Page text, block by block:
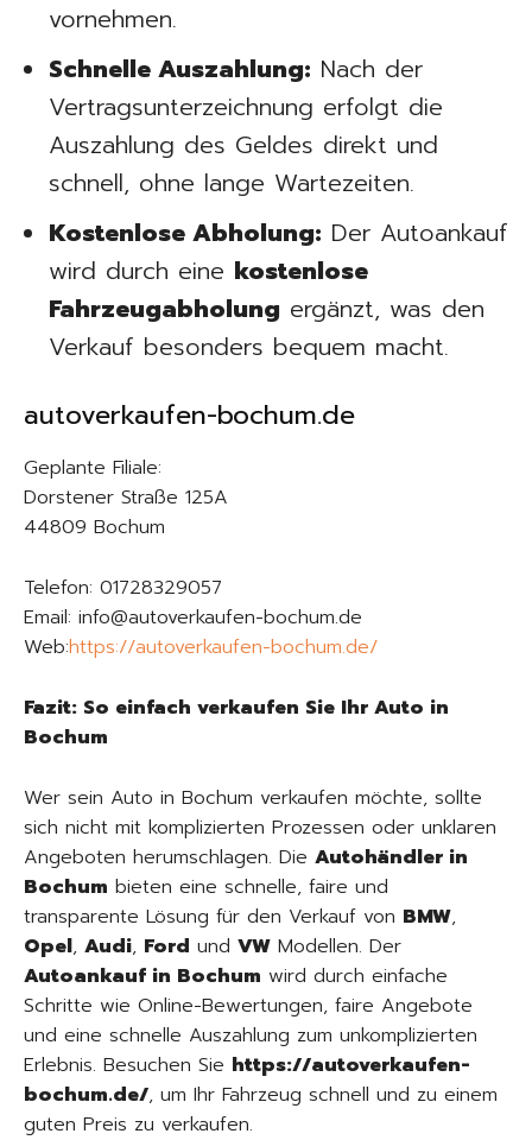
vornehmen.
Schnelle Auszahlung: Nach der
Vertragsunterzeichnung erfolgt die
Auszahlung des Geldes direkt und
schnell, ohne lange Wartezeiten.
Kostenlose Abholung: Der Autoankauf
wird durch eine kostenlose
Fahrzeugabholung ergänzt, was den
Verkauf besonders bequem macht.
autoverkaufen-bochum.de
Geplante Filiale:
Dorstener Straße 125A
44809 Bochum
Telefon: 01728329057
Email: info@autoverkaufen-bochum.de
Web:https://autoverkaufen-bochum.de/
Fazit: So einfach verkaufen Sie Ihr Auto in
Bochum
Wer sein Auto in Bochum verkaufen möchte, sollte
sich nicht mit komplizierten Prozessen oder unklaren
Angeboten herumschlagen. Die Autohändler in
Bochum bieten eine schnelle, faire und
transparente Lösung für den Verkauf von BMW,
Opel, Audi, Ford und VW Modellen. Der
Autoankauf in Bochum wird durch einfache
Schritte wie Online-Bewertungen, faire Angebote
und eine schnelle Auszahlung zum unkomplizierten
Erlebnis. Besuchen Sie https://autoverkaufen-
bochum.de/, um Ihr Fahrzeug schnell und zu einem
guten Preis zu verkaufen.